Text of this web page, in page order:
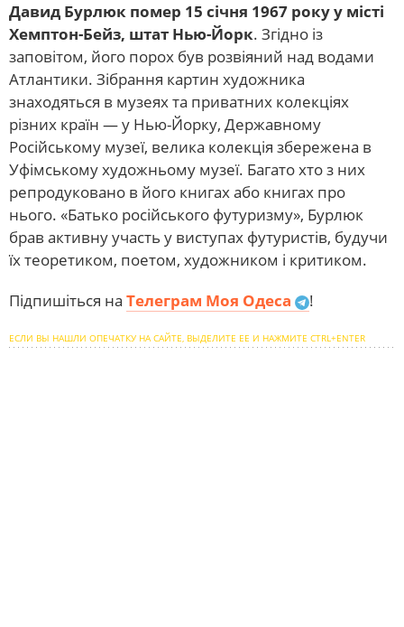
Давид Бурлюк помер 15 січня 1967 року у місті
Хемптон-Бейз, штат Нью-Йорк. Згідно із
заповітом, його порох був розвіяний над водами
Атлантики. Зібрання картин художника
знаходяться в музеях та приватних колекціях
різних країн — у Нью-Йорку, Державному
Російському музеї, велика колекція збережена в
Уфімському художньому музеї. Багато хто з них
репродуковано в його книгах або книгах про
нього. «Батько російського футуризму», Бурлюк
брав активну участь у виступах футуристів, будучи
їх теоретиком, поетом, художником і критиком.
Підпишіться на Телеграм Моя Одеса !
ЕСЛИ ВЫ НАШЛИ ОПЕЧАТКУ НА САЙТЕ, ВЫДЕЛИТЕ ЕЕ И НАЖМИТЕ CTRL+ENTER